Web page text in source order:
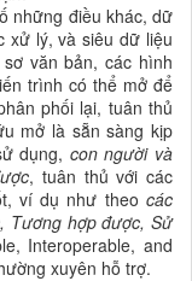
những điều khác, dữ
xử lý, và siêu dữ liệu
văn bản, các hình
trình có thể mở để
phối lại, tuân thủ
mở là sẵn sàng kịp
dụng, con người và
, tuân thủ với các
ví dụ như theo các
Tương hợp được, Sử
Interoperable, and
xuyên hỗ trợ.